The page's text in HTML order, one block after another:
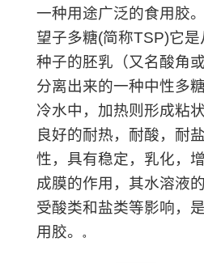
一种用途广泛的食用胶。
望子多糖(简称TSP)它
种子的胚乳（又名酸角
分离出来的一种中性多
冷水中，加热则形成粘
良好的耐热，耐酸，耐
性，具有稳定，乳化，
成膜的作用，其水溶液
受酸类和盐类等影响，
用胶。
。